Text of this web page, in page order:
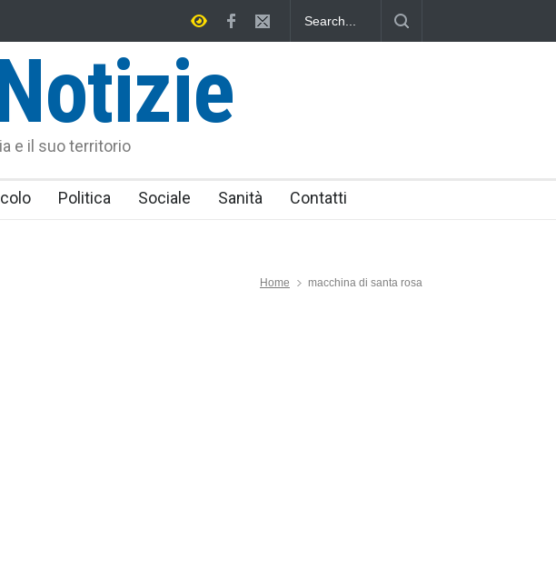
della Tuscia e l'Assonautica Provinciale di Viterbo
Vincenzo Ferri, un Eroe tarquiniese
e il suo territorio
Politica Sociale Sanità Contatti
Home macchina di santa rosa